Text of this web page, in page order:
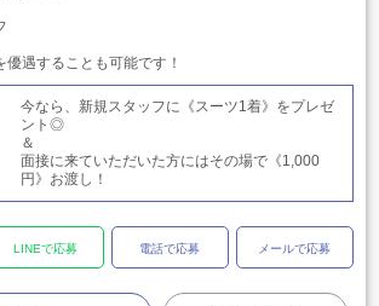
遇することも可能です！
今なら、新規スタッフに《スーツ1着》をプレゼ
ント◎
＆
面接に来ていただいた方にはその場で《1,000
円》お渡し！
LINEで応募 電話で応募 メールで応募